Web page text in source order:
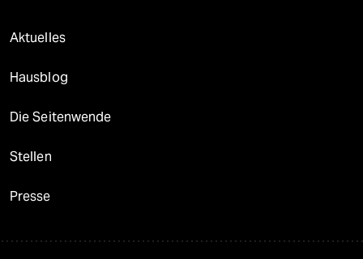
Aktuelles
Hausblog
Die Seitenwende
Stellen
Presse